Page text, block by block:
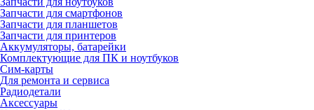
Запчасти для смартфонов
Запчасти для планшетов
Запчасти для принтеров
Аккумуляторы, батарейки
Комплектующие для ПК и ноутбуков
Сим-карты
Для ремонта и сервиса
Радиодетали
Аксессуары